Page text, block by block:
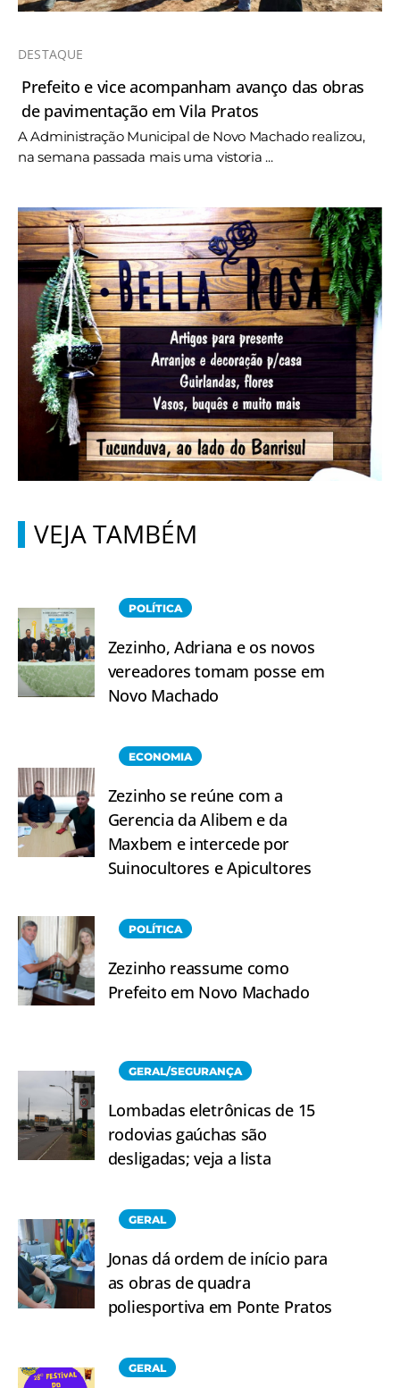
DESTAQUE
Prefeito e vice acompanham avanço das obras
de pavimentação em Vila Pratos
A Administração Municipal de Novo Machado realizou,
na semana passada mais uma vistoria ...
VEJA TAMBÉM
POLÍTICA
Zezinho, Adriana e os novos
vereadores tomam posse em
Novo Machado
ECONOMIA
Zezinho se reúne com a
Gerencia da Alibem e da
Maxbem e intercede por
Suinocultores e Apicultores
POLÍTICA
Zezinho reassume como
Prefeito em Novo Machado
GERAL/SEGURANÇA
Lombadas eletrônicas de 15
rodovias gaúchas são
desligadas; veja a lista
GERAL
Jonas dá ordem de início para
as obras de quadra
poliesportiva em Ponte Pratos
GERAL